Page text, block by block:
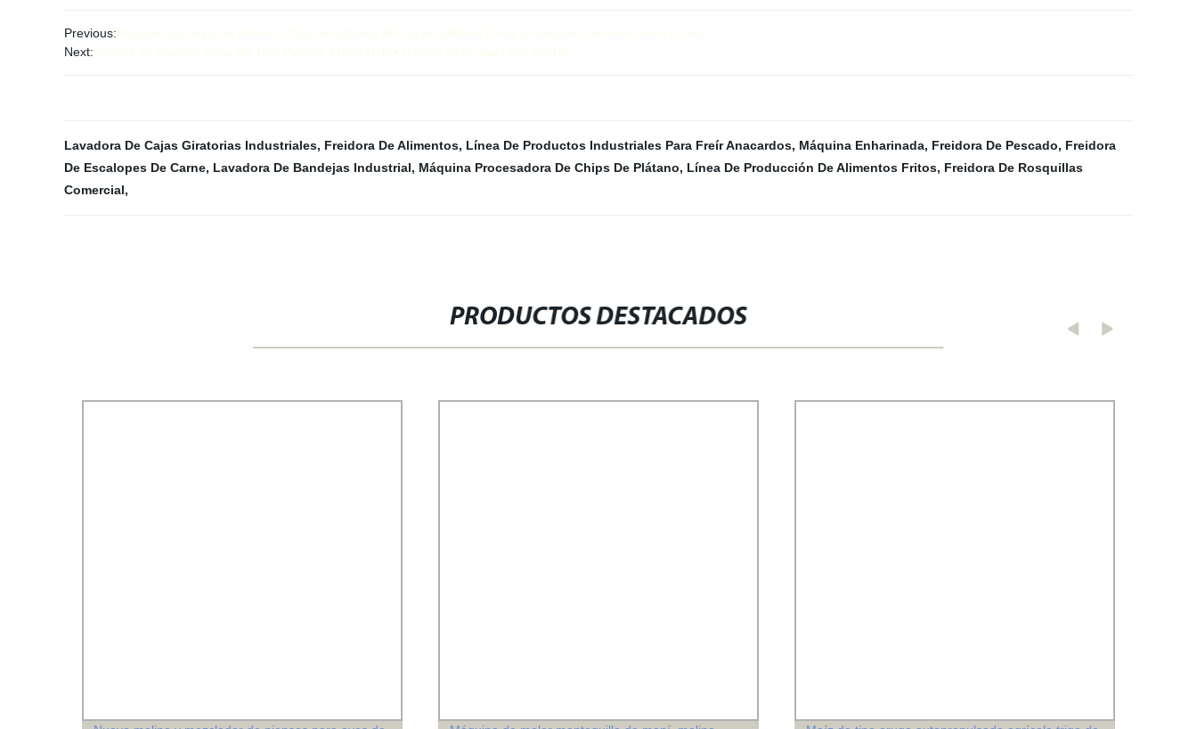
Previous:
Next:
Lavadora De Cajas Giratorias Industriales, Freidora De Alimentos, Línea De Productos Industriales Para Freír Anacardos, Máquina Enharinada, Freidora De Pescado, Freidora
De Escalopes De Carne, Lavadora De Bandejas Industrial, Máquina Procesadora De Chips De Plátano, Línea De Producción De Alimentos Fritos, Freidora De Rosquillas
Comercial,
PRODUCTOS DESTACADOS